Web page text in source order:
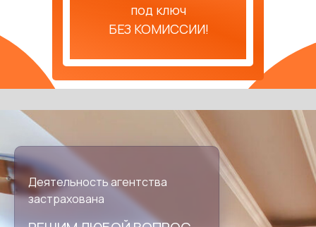
под ключ
БЕЗ КОМИССИИ!
Деятельность агентства
застрахована